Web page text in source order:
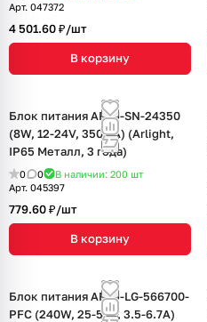
Арт. 047372
4 501.60 ₽/шт
В корзину
Блок питания ARPJ-SN-24350
(8W, 12-24V, 350mA) (Arlight,
IP65 Металл, 3 года)
0 0 В наличии: 200 шт
Арт. 045397
779.60 ₽/шт
В корзину
Блок питания ARPJ-LG-566700-
PFC (240W, 25-56V, 3.5-6.7A)